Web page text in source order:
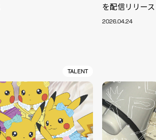
を配信リリース
2026.04.24
TALENT